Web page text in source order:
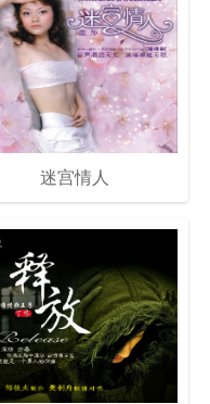
迷宫情人